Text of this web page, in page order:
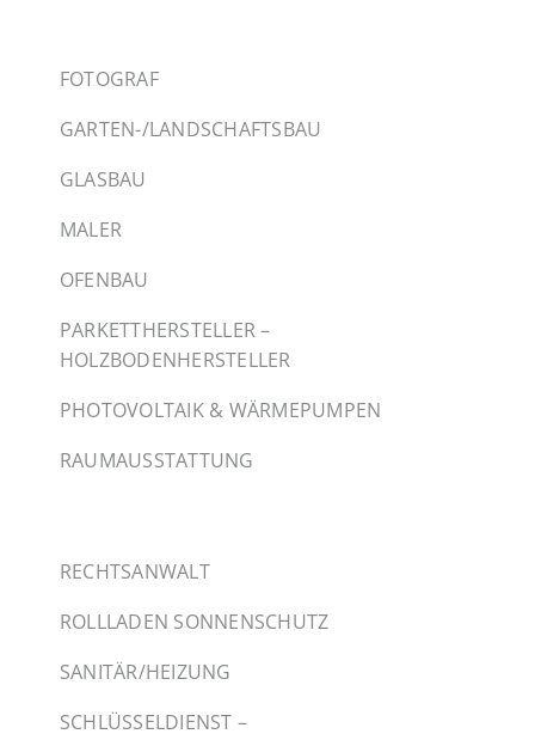
FOTOGRAF
GARTEN-/LANDSCHAFTSBAU
GLASBAU
MALER
OFENBAU
PARKETTHERSTELLER –
HOLZBODENHERSTELLER
PHOTOVOLTAIK & WÄRMEPUMPEN
RAUMAUSSTATTUNG
RECHTSANWALT
ROLLLADEN SONNENSCHUTZ
SANITÄR/HEIZUNG
SCHLÜSSELDIENST –